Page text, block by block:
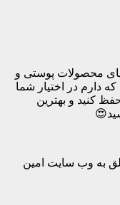
پوستی و
شما
امین